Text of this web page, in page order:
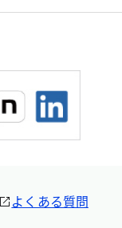
よくある質問